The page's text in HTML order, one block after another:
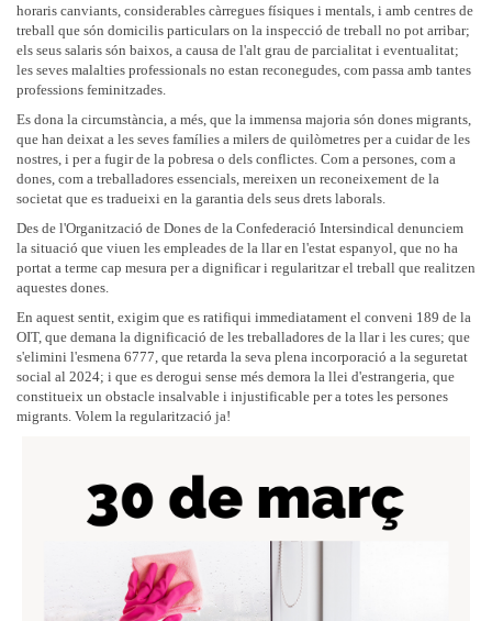
horaris canviants, considerables càrregues físiques i mentals, i amb centres de
treball que són domicilis particulars on la inspecció de treball no pot arribar;
els seus salaris són baixos, a causa de l'alt grau de parcialitat i eventualitat;
les seves malalties professionals no estan reconegudes, com passa amb tantes
professions feminitzades.
Es dona la circumstància, a més, que la immensa majoria són dones migrants,
que han deixat a les seves famílies a milers de quilòmetres per a cuidar de les
nostres, i per a fugir de la pobresa o dels conflictes. Com a persones, com a
dones, com a treballadores essencials, mereixen un reconeixement de la
societat que es tradueixi en la garantia dels seus drets laborals.
Des de l'Organització de Dones de la Confederació Intersindical denunciem
la situació que viuen les empleades de la llar en l'estat espanyol, que no ha
portat a terme cap mesura per a dignificar i regularitzar el treball que realitzen
aquestes dones.
En aquest sentit, exigim que es ratifiqui immediatament el conveni 189 de la
OIT, que demana la dignificació de les treballadores de la llar i les cures; que
s'elimini l'esmena 6777, que retarda la seva plena incorporació a la seguretat
social al 2024; i que es derogui sense més demora la llei d'estrangeria, que
constitueix un obstacle insalvable i injustificable per a totes les persones
migrants. Volem la regularització ja!